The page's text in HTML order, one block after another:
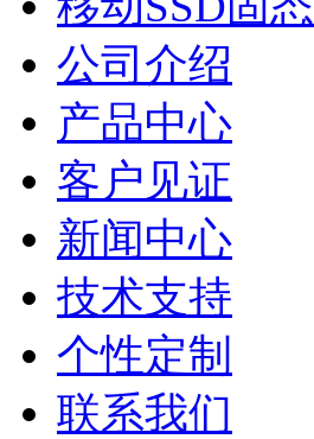
公司介绍
产品中心
客户见证
新闻中心
技术支持
个性定制
联系我们